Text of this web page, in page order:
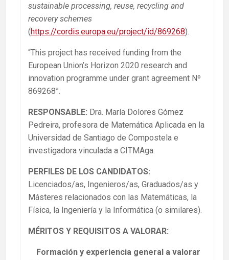
sustainable processing, reuse, recycling and
recovery schemes
(https://cordis.europa.eu/project/id/869268).
“This project has received funding from the
European Union’s Horizon 2020 research and
innovation programme under grant agreement Nº
869268”.
RESPONSABLE: Dra. María Dolores Gómez
Pedreira, profesora de Matemática Aplicada en la
Universidad de Santiago de Compostela e
investigadora vinculada a CITMAga.
PERFILES DE LOS CANDIDATOS:
Licenciados/as, Ingenieros/as, Graduados/as y
Másteres relacionados con las Matemáticas, la
Física, la Ingeniería y la Informática (o similares).
MÉRITOS Y REQUISITOS A VALORAR:
Formación y experiencia general a valorar